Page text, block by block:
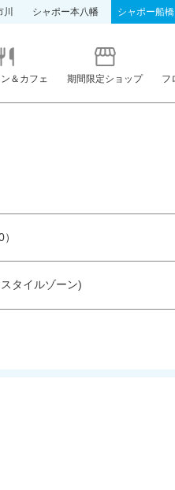
シャポー本八幡 シャポー船橋
＆カフェ 期間限定ショップ フ
タイルゾーン)